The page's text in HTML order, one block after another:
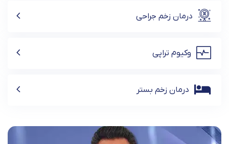
درمان زخم جراحی
وکیوم تراپی
درمان زخم بستر